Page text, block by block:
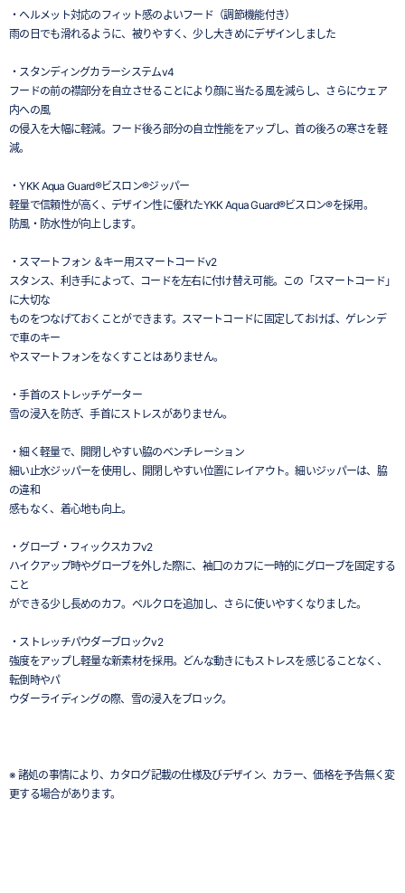
・ヘルメット対応のフィット感のよいフード（調節機能付き）
雨の日でも滑れるように、被りやすく、少し大きめにデザインしました
・スタンディングカラーシステムv4
フードの前の襟部分を自立させることにより顔に当たる風を減らし、さらにウェア
内への風
の侵入を大幅に軽減。フード後ろ部分の自立性能をアップし、首の後ろの寒さを軽
減。
・YKK Aqua Guard®ビスロン®ジッパー
軽量で信頼性が高く、デザイン性に優れたYKK Aqua Guard®ビスロン®を採用。
防風・防水性が向上します。
・スマートフォン ＆キー用スマートコードv2
スタンス、利き手によって、コードを左右に付け替え可能。この「スマートコード」
に大切な
ものをつなげておくことができます。スマートコードに固定しておけば、ゲレンデ
で車のキー
やスマートフォンをなくすことはありません。
・手首のストレッチゲーター
雪の浸入を防ぎ、手首にストレスがありません。
・細く軽量で、開閉しやすい脇のベンチレーション
細い止水ジッパーを使用し、開閉しやすい位置にレイアウト。細いジッパーは、脇
の違和
感もなく、着心地も向上。
・グローブ・フィックスカフv2
ハイクアップ時やグローブを外した際に、袖口のカフに一時的にグローブを固定する
こと
ができる少し長めのカフ。ベルクロを追加し、さらに使いやすくなりました。
・ストレッチパウダーブロックv2
強度をアップし軽量な新素材を採用。どんな動きにもストレスを感じることなく、
転倒時やパ
ウダーライディングの際、雪の浸入をブロック。
※ 諸処の事情により、カタログ記載の仕様及びデザイン、カラー、価格を予告無く変
更する場合があります。